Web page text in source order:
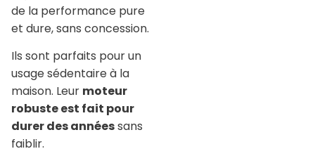
de la performance pure
et dure, sans concession.
Ils sont parfaits pour un
usage sédentaire à la
maison. Leur moteur
robuste est fait pour
durer des annéessans
faiblir.